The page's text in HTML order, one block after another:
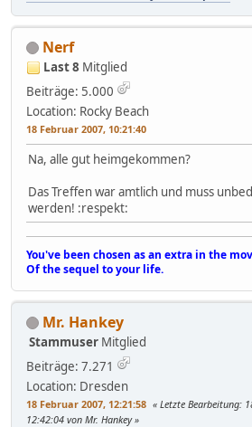
Nerf
Last 8 Mitglied
Beiträge: 5.000
Location: Rocky Beach
18 Februar 2007, 10:21:40
Na, alle gut heimgekommen?
Das Treffen war amtlich und muss
werden! :respekt:
You've been chosen as an extra in the
Of the sequel to your life.
Mr. Hankey
Stammuser Mitglied
Beiträge: 7.271
Location: Dresden
18 Februar 2007, 12:21:58 Letzte Bearbeitung:
12:42:04 von Mr. Hankey